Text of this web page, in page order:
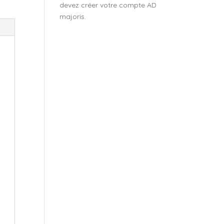
devez créer votre compte AD
majoris.